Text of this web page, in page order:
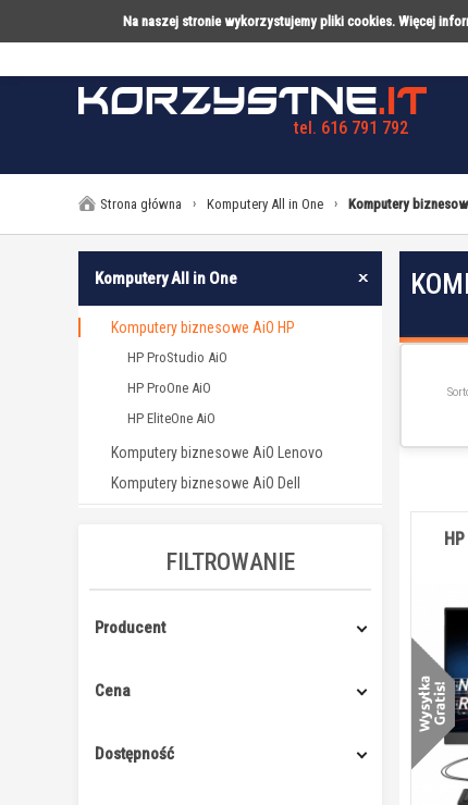
Na naszej stronie wykorzystujemy pliki cookies. Więcej
tel. 616 791 792
DESKTOPY
Strona główna › Komputery All in One › Komputery
Komputery All in One
Komputery biznesowe AiO HP
HP ProStudio AiO
HP ProOne AiO
HP EliteOne AiO
Komputery biznesowe AiO Lenovo
Komputery biznesowe AiO Dell
FILTROWANIE
Producent
Cena
Dostępność